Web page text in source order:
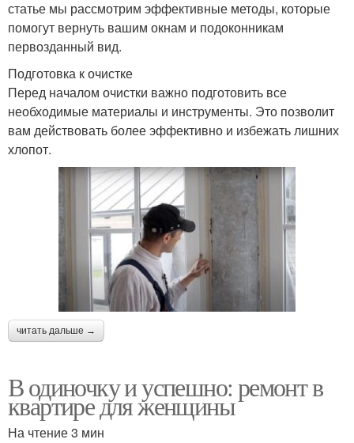
статье мы рассмотрим эффективные методы, которые
помогут вернуть вашим окнам и подоконникам
первозданный вид.
Подготовка к очистке
Перед началом очистки важно подготовить все
необходимые материалы и инструменты. Это позволит
вам действовать более эффективно и избежать лишних
хлопот.
читать дальше →
В одиночку и успешно: ремонт в
квартире для женщины
На чтение 3 мин